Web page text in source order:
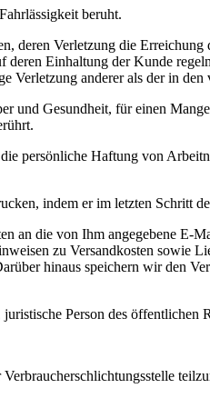
beruht.
deren Verletzung die
Einhaltung der Kunde
anderer als der in den
Gesundheit, für einen
persönliche Haftung von
indem er im letzten Schritt
an die von Ihm angegebene E-
zu Versandkosten sowie
hinaus speichern wir den
Person des öffentlichen